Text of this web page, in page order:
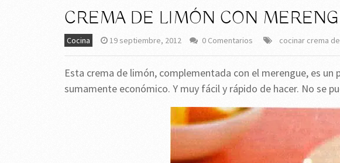
CREMA DE LIMÓN CON
Cocina 19 septiembre, 2012 0 Comentarios cocinar crema
Esta crema de limón, complementada con el merengue, es
sumamente económico. Y muy fácil y rápido de hacer. No se